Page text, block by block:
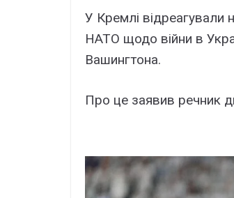
У Кремлі
НАТО щодо війни в
Вашингтона.
Про це заявив речник